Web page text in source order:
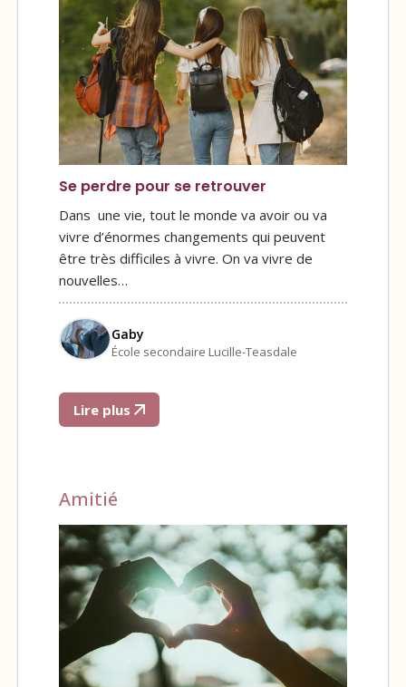
Se perdre pour se retrouver
Dans une vie, tout le monde va avoir ou va
vivre d’énormes changements qui peuvent
être très difficiles à vivre. On va vivre de
nouvelles…
Gaby
École secondaire Lucille-Teasdale
Lire plus
Amitié